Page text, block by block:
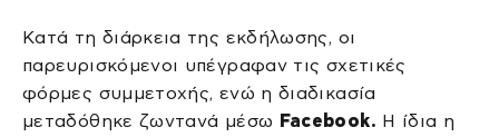
Κατά τη διάρκεια της εκδήλωσης, οι
παρευρισκόμενοι υπέγραφαν τις σχετικές
φόρμες συμμετοχής, ενώ η διαδικασία
μεταδόθηκε ζωντανά μέσω Facebook. Η ίδια η